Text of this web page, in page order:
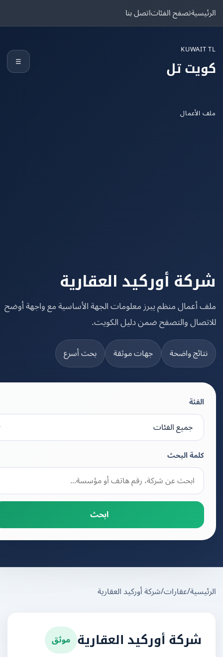
تصفح الفئاتاتصل بنا
تل
أوركيد العقارية
منظم يبرز معلومات الجهة الأساسية مع واجهة أوضح
والتصفح ضمن دليل الكويت.
واضحة جهات موثقة بحث أسرع
كلمة البحث
ابحث
/عقارات/شركة أوركيد العقارية
شركة أوركيد العقارية
موثق